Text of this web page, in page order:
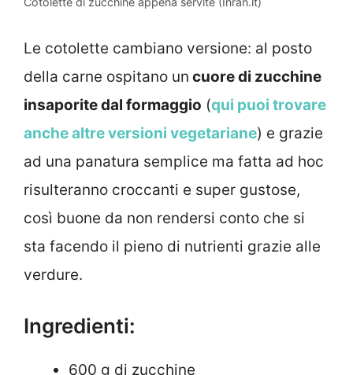
Le cotolette cambiano versione: al posto
della carne ospitano un cuore di zucchine
insaporite dal formaggio (qui puoi trovare
anche altre versioni vegetariane) e grazie
ad una panatura semplice ma fatta ad hoc
risulteranno croccanti e super gustose,
così buone da non rendersi conto che si
sta facendo il pieno di nutrienti grazie alle
verdure.
Ingredienti:
600 g di zucchine